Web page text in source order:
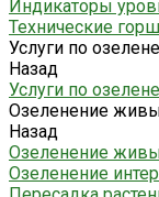
Индикаторы
Технические
Услуги по
Назад
Услуги по
Озеленение
Назад
Озеленение
Озеленение